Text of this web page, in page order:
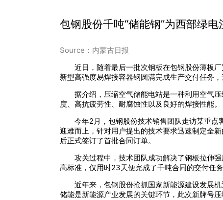
包钢股份千吨“储能钢”为西部绿
Source：内蒙古日报
近日，随着最后一批次钢板在包钢股份薄板
新型高强度易焊接容器钢圆满完成生产交付任务
据介绍，压缩空气储能电站是一种利用空气
度、高抗疲劳性、耐腐蚀性以及良好的焊接性能。
今年2月，包钢股份技术销售团队走访某重
迎难而上，针对用户提出的技术要求迅速制定全
后正式签订了首批合同订单。
攻关过程中，技术团队成功解决了钢板拉伸
高标准，仅用时23天便完成了千吨合同的交付任
近年来，包钢股份抢抓国家新能源建设发展
储能是新能源产业发展的关键环节，此次新牌号